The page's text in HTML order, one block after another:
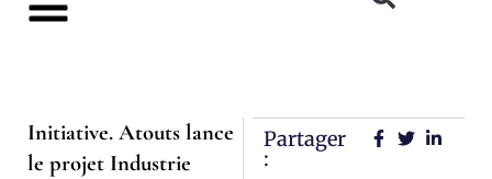
Menu
Initiative. Atouts lance
le projet Industrie
Partager
: